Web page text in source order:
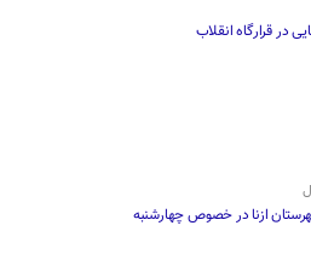
در قرارگاه انقلاب
ازنا در خصوص چهارشنبه